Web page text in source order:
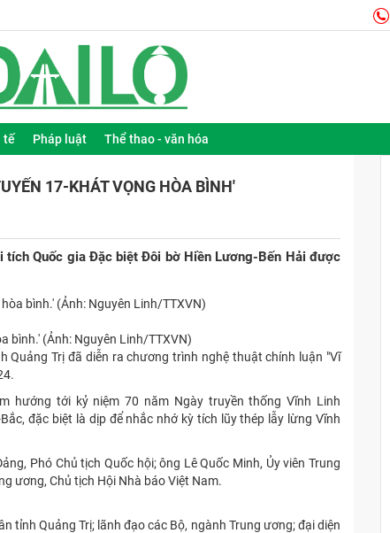
tế Pháp luật Thể thao - văn hóa
17-KHÁT VỌNG HÒA BÌNH'
tích Quốc gia Đặc biệt Đôi bờ Hiền Lương-Bến Hải được
bình.' (Ảnh: Nguyên Linh/TTXVN)
Quảng Trị đã diễn ra chương trình nghệ thuật chính luận "Vĩ
hướng tới kỷ niệm 70 năm Ngày truyền thống Vĩnh Linh
đặc biệt là dịp để nhắc nhớ kỳ tích lũy thép lẫy lừng Vĩnh
Phó Chủ tịch Quốc hội; ông Lê Quốc Minh, Ủy viên Trung
ương, Chủ tịch Hội Nhà báo Việt Nam.
tỉnh Quảng Trị; lãnh đạo các Bộ, ngành Trung ương; đại diện